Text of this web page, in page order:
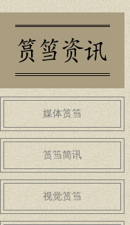
媒体筼筜
筼筜简讯
视觉筼筜